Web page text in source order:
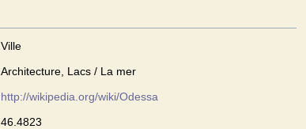
Ville
Architecture, Lacs / La mer
http://wikipedia.org/wiki/Odessa
46.4823